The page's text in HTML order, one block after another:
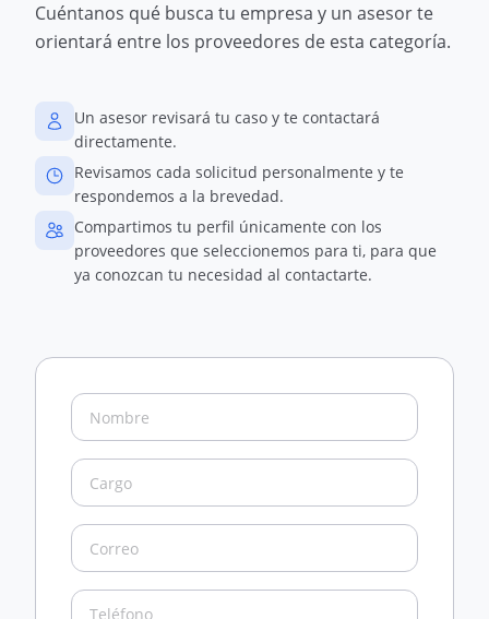
Cuéntanos qué busca tu empresa y un asesor te
orientará entre los proveedores de esta categoría.
Un asesor revisará tu caso y te contactará
directamente.
Revisamos cada solicitud personalmente y te
respondemos a la brevedad.
Compartimos tu perfil únicamente con los
proveedores que seleccionemos para ti, para que
ya conozcan tu necesidad al contactarte.